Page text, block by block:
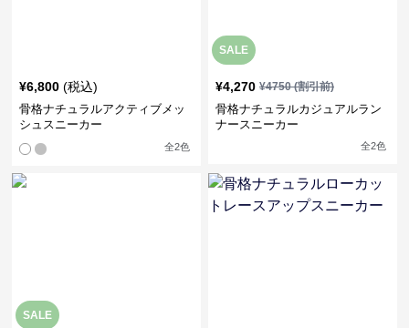
¥6,800 (税込)
骨格ナチュラルアクティブメッ
シュスニーカー
全2色
SALE
¥4,270 ¥4750(割引前)
骨格ナチュラルカジュアルラン
ナースニーカー
全2色
SALE